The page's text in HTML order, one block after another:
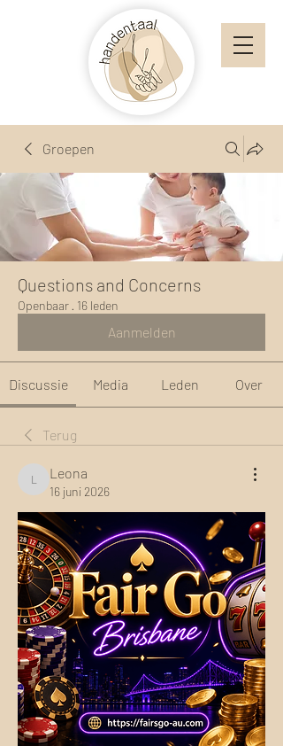
Groepen
Questions and Concerns
Openbaar · 16 leden
Aanmelden
Discussie Media Leden Over
Terug
Leona
Leona
16 juni 2026